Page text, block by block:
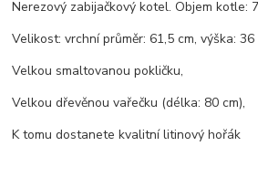
Nerezový zabijačkový kotel. Objem kotle:
Velikost: vrchní průměr: 61,5 cm, výška:
Velkou smaltovanou pokličku,
Velkou dřevěnou vařečku (délka: 80 cm),
K tomu dostanete kvalitní litinový hořák